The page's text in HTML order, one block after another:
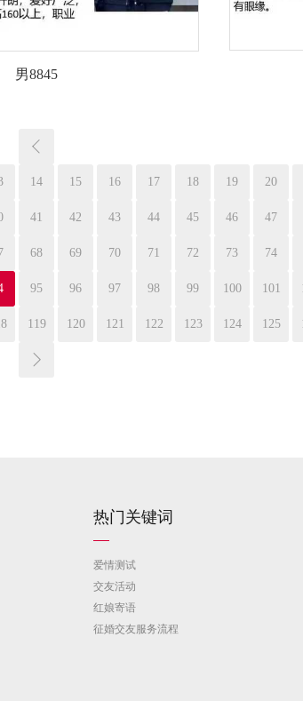
男8845
14 15 16 17 18 19 20
41 42 43 44 45 46 47
68 69 70 71 72 73 74
95 96 97 98 99 100 101
119 120 121 122 123 124 125
热门关键词
爱情测试
交友活动
红娘寄语
征婚交友服务流程